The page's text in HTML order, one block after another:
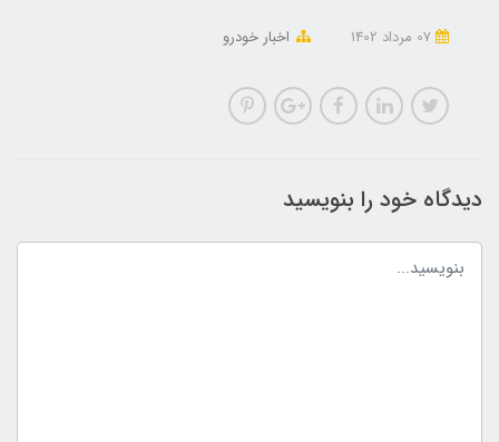
اخبار خودرو
دیدگاه خود را بنویسید